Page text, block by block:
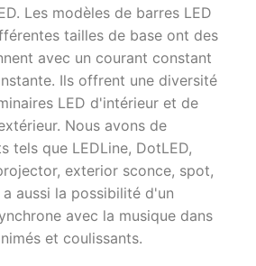
Les modèles de barres LED
tailles de base ont des
avec un courant constant
Ils offrent une diversité
LED d'intérieur et de
Nous avons de
tels que LEDLine, DotLED,
exterior sconce, spot,
aussi la possibilité d'un
avec la musique dans
et coulissants.